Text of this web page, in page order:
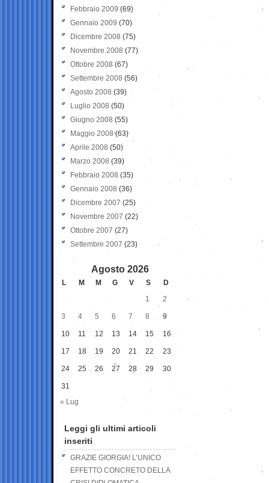
Febbraio 2009 (69)
Gennaio 2009 (70)
Dicembre 2008 (75)
Novembre 2008 (77)
Ottobre 2008 (67)
Settembre 2008 (56)
Agosto 2008 (39)
Luglio 2008 (50)
Giugno 2008 (55)
Maggio 2008(63)
Aprile 2008 (50)
Marzo 2008 (39)
Febbraio 2008 (35)
Gennaio 2008 (36)
Dicembre 2007 (25)
Novembre 2007 (22)
Ottobre 2007 (27)
Settembre 2007 (23)
Agosto 2026
L M M G V S
D
1
2
3 4 5 6 7 8 9
10 11 12 13 14 15 16
17 18 19 20 21 22 23
24 25 26 27 28 29 30
31
« Lug
Leggi gli ultimi articoli
inseriti
GRAZIE GIORGIA! L’UNICO
EFFETTO CONCRETO DELLA